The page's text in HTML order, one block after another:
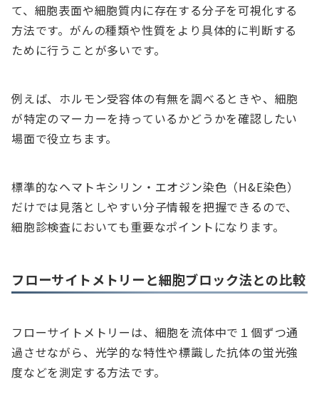
て、細胞表面や細胞質内に存在する分子を可視化する
方法です。がんの種類や性質をより具体的に判断する
ために行うことが多いです。
例えば、ホルモン受容体の有無を調べるときや、細胞
が特定のマーカーを持っているかどうかを確認したい
場面で役立ちます。
標準的なヘマトキシリン・エオジン染色（H&E染色）
だけでは見落としやすい分子情報を把握できるので、
細胞診検査においても重要なポイントになります。
フローサイトメトリーと細胞ブロック法との比較
フローサイトメトリーは、細胞を流体中で１個ずつ通
過させながら、光学的な特性や標識した抗体の蛍光強
度などを測定する方法です。